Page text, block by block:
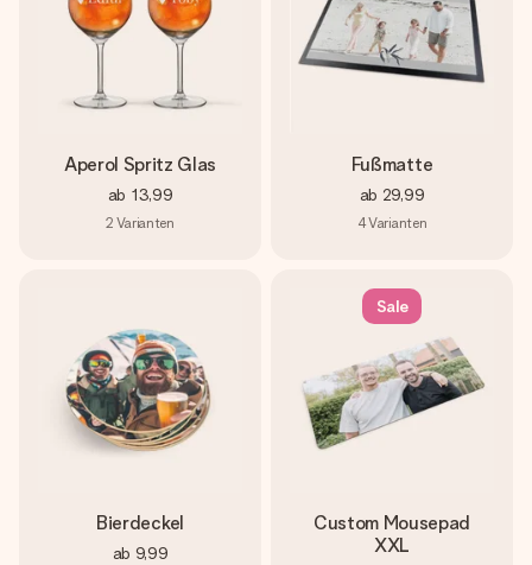
Aperol Spritz Glas
ab 13,99
2 Varianten
Fußmatte
ab 29,99
4Varianten
Bierdeckel
ab 9,99
Sale
Custom Mousepad
XXL